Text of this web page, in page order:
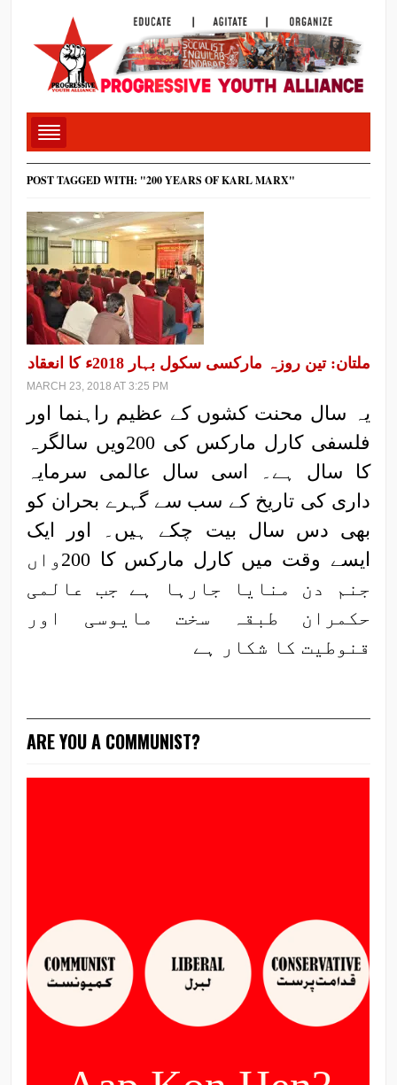
POST TAGGED WITH: "200 YEARS OF KARL MARX"
ملتان: تین روزہ مارکسی سکول بہار 2018ء کا انعقاد
MARCH 23, 2018 AT 3:25 PM
یہ سال محنت کشوں کے عظیم راہنما اور
فلسفی کارل مارکس کی 200ویں سالگرہ
کا سال ہے۔ اسی سال عالمی سرمایہ
داری کی تاریخ کے سب سے گہرے بحران کو
بھی دس سال بیت چکے ہیں۔ اور ایک
ایسے وقت میں کارل مارکس کا 200واں
جنم دن منایا جارہا ہے جب عالمی
حکمران طبقہ سخت مایوسی اور
قنوطیت کا شکار ہے
ARE YOU A COMMUNIST?